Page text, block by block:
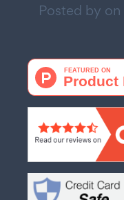
Posted by on